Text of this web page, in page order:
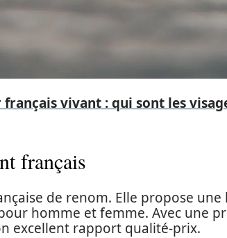
français vivant : qui sont les
français
de renom. Elle propose
homme et femme. Avec une
excellent rapport qualité-prix.